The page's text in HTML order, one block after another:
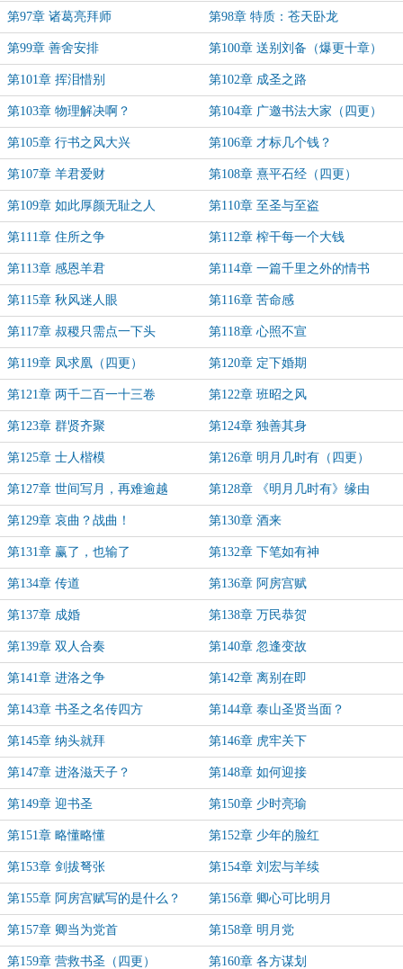
第97章 诸葛亮拜师 第98章 特质：苍天卧龙
第99章 善舍安排 第100章 送别刘备（爆更十章）
第101章 挥泪惜别 第102章 成圣之路
第103章 物理解决啊？ 第104章 广邀书法大家（四更）
第105章 行书之风大兴 第106章 才标几个钱？
第107章 羊君爱财 第108章 熹平石经（四更）
第109章 如此厚颜无耻之人 第110章 至圣与至盗
第111章 住所之争 第112章 榨干每一个大钱
第113章 感恩羊君 第114章 一篇千里之外的情书
第115章 秋风迷人眼 第116章 苦命感
第117章 叔稷只需点一下头 第118章 心照不宣
第119章 凤求凰（四更） 第120章 定下婚期
第121章 两千二百一十三卷 第122章 班昭之风
第123章 群贤齐聚 第124章 独善其身
第125章 士人楷模 第126章 明月几时有（四更）
第127章 世间写月，再难逾越 第128章 《明月几时有》缘由
第129章 哀曲？战曲！ 第130章 酒来
第131章 赢了，也输了 第132章 下笔如有神
第134章 传道 第136章 阿房宫赋
第137章 成婚 第138章 万民恭贺
第139章 双人合奏 第140章 忽逢变故
第141章 进洛之争 第142章 离别在即
第143章 书圣之名传四方 第144章 泰山圣贤当面？
第145章 纳头就拜 第146章 虎牢关下
第147章 进洛滋天子？ 第148章 如何迎接
第149章 迎书圣 第150章 少时亮瑜
第151章 略懂略懂 第152章 少年的脸红
第153章 剑拔弩张 第154章 刘宏与羊续
第155章 阿房宫赋写的是什么？ 第156章 卿心可比明月
第157章 卿当为党首 第158章 明月党
第159章 营救书圣（四更） 第160章 各方谋划